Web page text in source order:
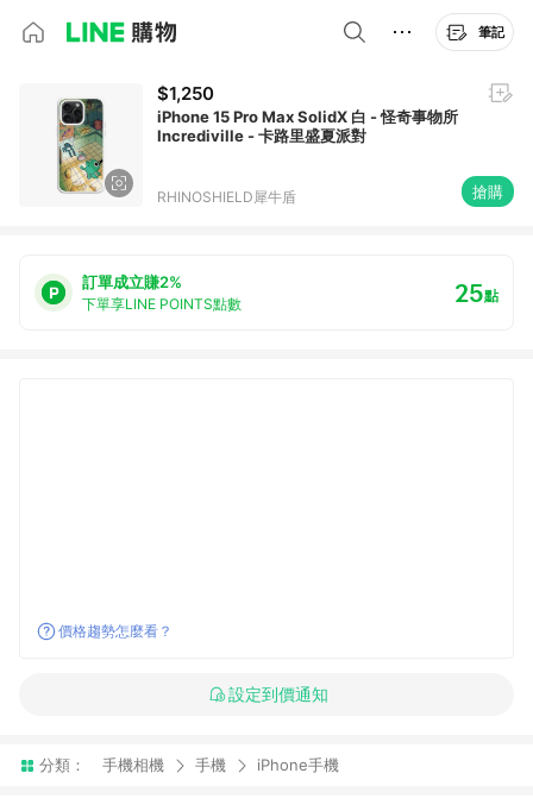
筆記
$1,250
iPhone 15 Pro Max SolidX 白 - 怪奇事物所
Incrediville - 卡路里盛夏派對
RHINOSHIELD犀牛盾 搶購
訂單成立賺2%
下單享LINE POINTS點數 25點
價格趨勢怎麼看？
設定到價通知
分類： 手機相機 手機 iPhone手機